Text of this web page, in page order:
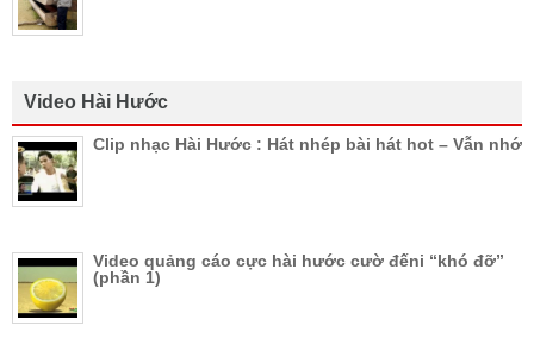
Video Hài Hước
Clip nhạc Hài Hước : Hát nhép bài hát hot – Vẫn nhớ
Video quảng cáo cực hài hước cườ đếni “khó đỡ”
(phần 1)